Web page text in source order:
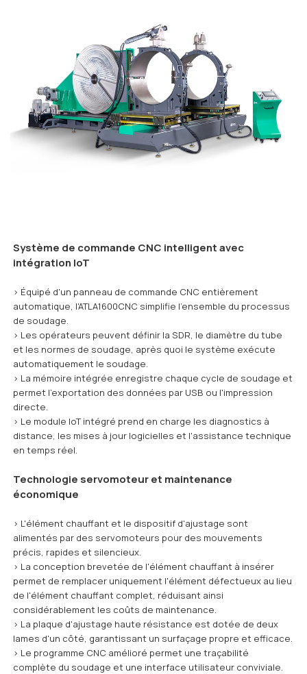
Système de commande CNC intelligent avec
intégration IoT
> Équipé d'un panneau de commande CNC entièrement
automatique, l'ATLA1600CNC simplifie l'ensemble du processus
de soudage.
> Les opérateurs peuvent définir la SDR, le diamètre du tube
et les normes de soudage, après quoi le système exécute
automatiquement le soudage.
> La mémoire intégrée enregistre chaque cycle de soudage et
permet l'exportation des données par USB ou l'impression
directe.
> Le module IoT intégré prend en charge les diagnostics à
distance, les mises à jour logicielles et l'assistance technique
en temps réel.
Technologie servomoteur et maintenance
économique
> L'élément chauffant et le dispositif d'ajustage sont
alimentés par des servomoteurs pour des mouvements
précis, rapides et silencieux.
> La conception brevetée de l'élément chauffant à insérer
permet de remplacer uniquement l'élément défectueux au lieu
de l'élément chauffant complet, réduisant ainsi
considérablement les coûts de maintenance.
> La plaque d'ajustage haute résistance est dotée de deux
lames d'un côté, garantissant un surfaçage propre et efficace.
> Le programme CNC amélioré permet une traçabilité
complète du soudage et une interface utilisateur conviviale.